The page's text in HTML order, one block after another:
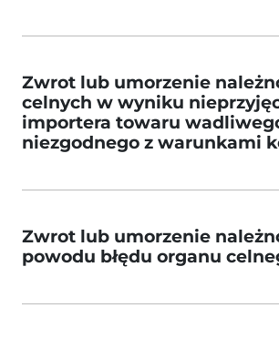
Zwrot lub umorzenie
celnych w wyniku
importera towaru
niezgodnego z warunkami
Zwrot lub umorzenie
powodu błędu organu